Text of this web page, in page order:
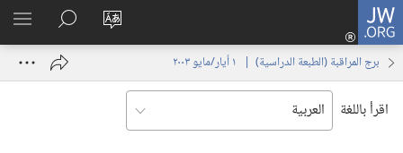
JW.ORG
تغيير
الموقع
تسجيل
الدخول
نافذة
البحث
في
JW.‎ORG
برج المراقبة (‏الطبعة الدراسية)‏ | ‏‎ ١‏ ‏‎أيار/مايو‏ ‎٢٠٠٣
اقرأ باللغة